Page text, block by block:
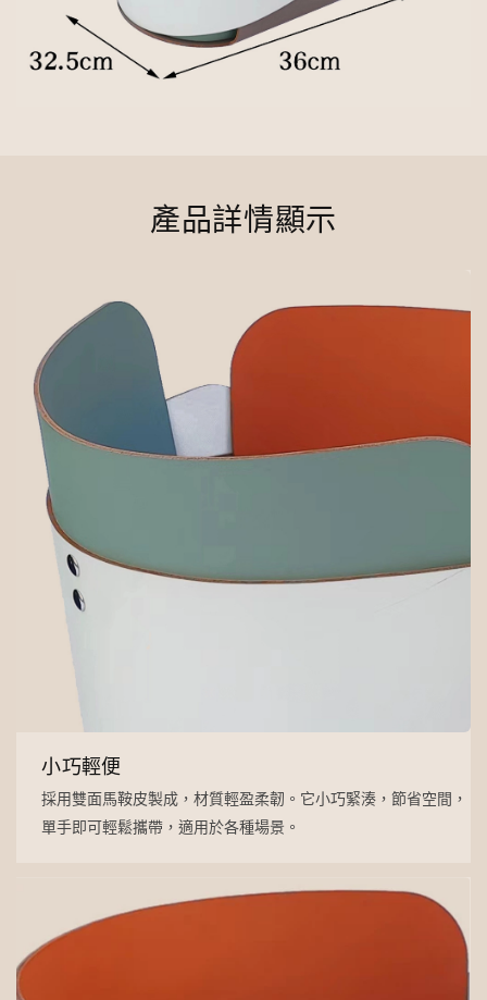
產品詳情顯示
小巧輕便
採用雙面馬鞍皮製成，材質輕盈柔韌。它小巧緊湊，節省空間，
單手即可輕鬆攜帶，適用於各種場景。